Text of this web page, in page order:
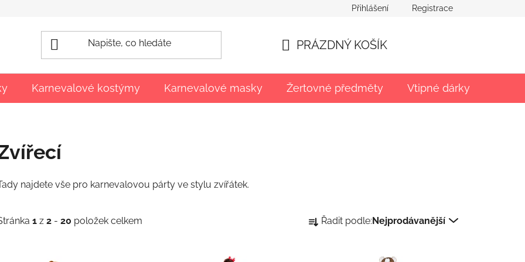
Přihlášení Registrace
KOŠÍK
PRÁZDNÝ KOŠÍK
Karnevalové kostýmy Karnevalové masky Žertovné předměty Vtipné dárky
najdete vše pro karnevalovou párty ve stylu zvířátek.
1 z 2 - 20 položek celkem
a Řadit podle:Nejprodávanější